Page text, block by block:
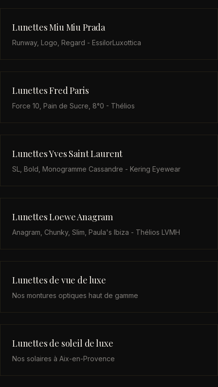
Lunettes Miu Miu Prada
Runway, Logo, Regard - EssilorLuxottica
Lunettes Fred Paris
Force 10, Pain de Sucre, 8°0 - Thélios
Lunettes Yves Saint Laurent
SL, Bold, Monogramme Cassandre - Kering Eyewear
Lunettes Loewe Anagram
Anagram, Chunky, Slim, Paula's Ibiza - Thélios LVMH
Lunettes de vue de luxe
Nos montures optiques haut de gamme
Lunettes de soleil de luxe
Nos solaires à Aix-en-Provence